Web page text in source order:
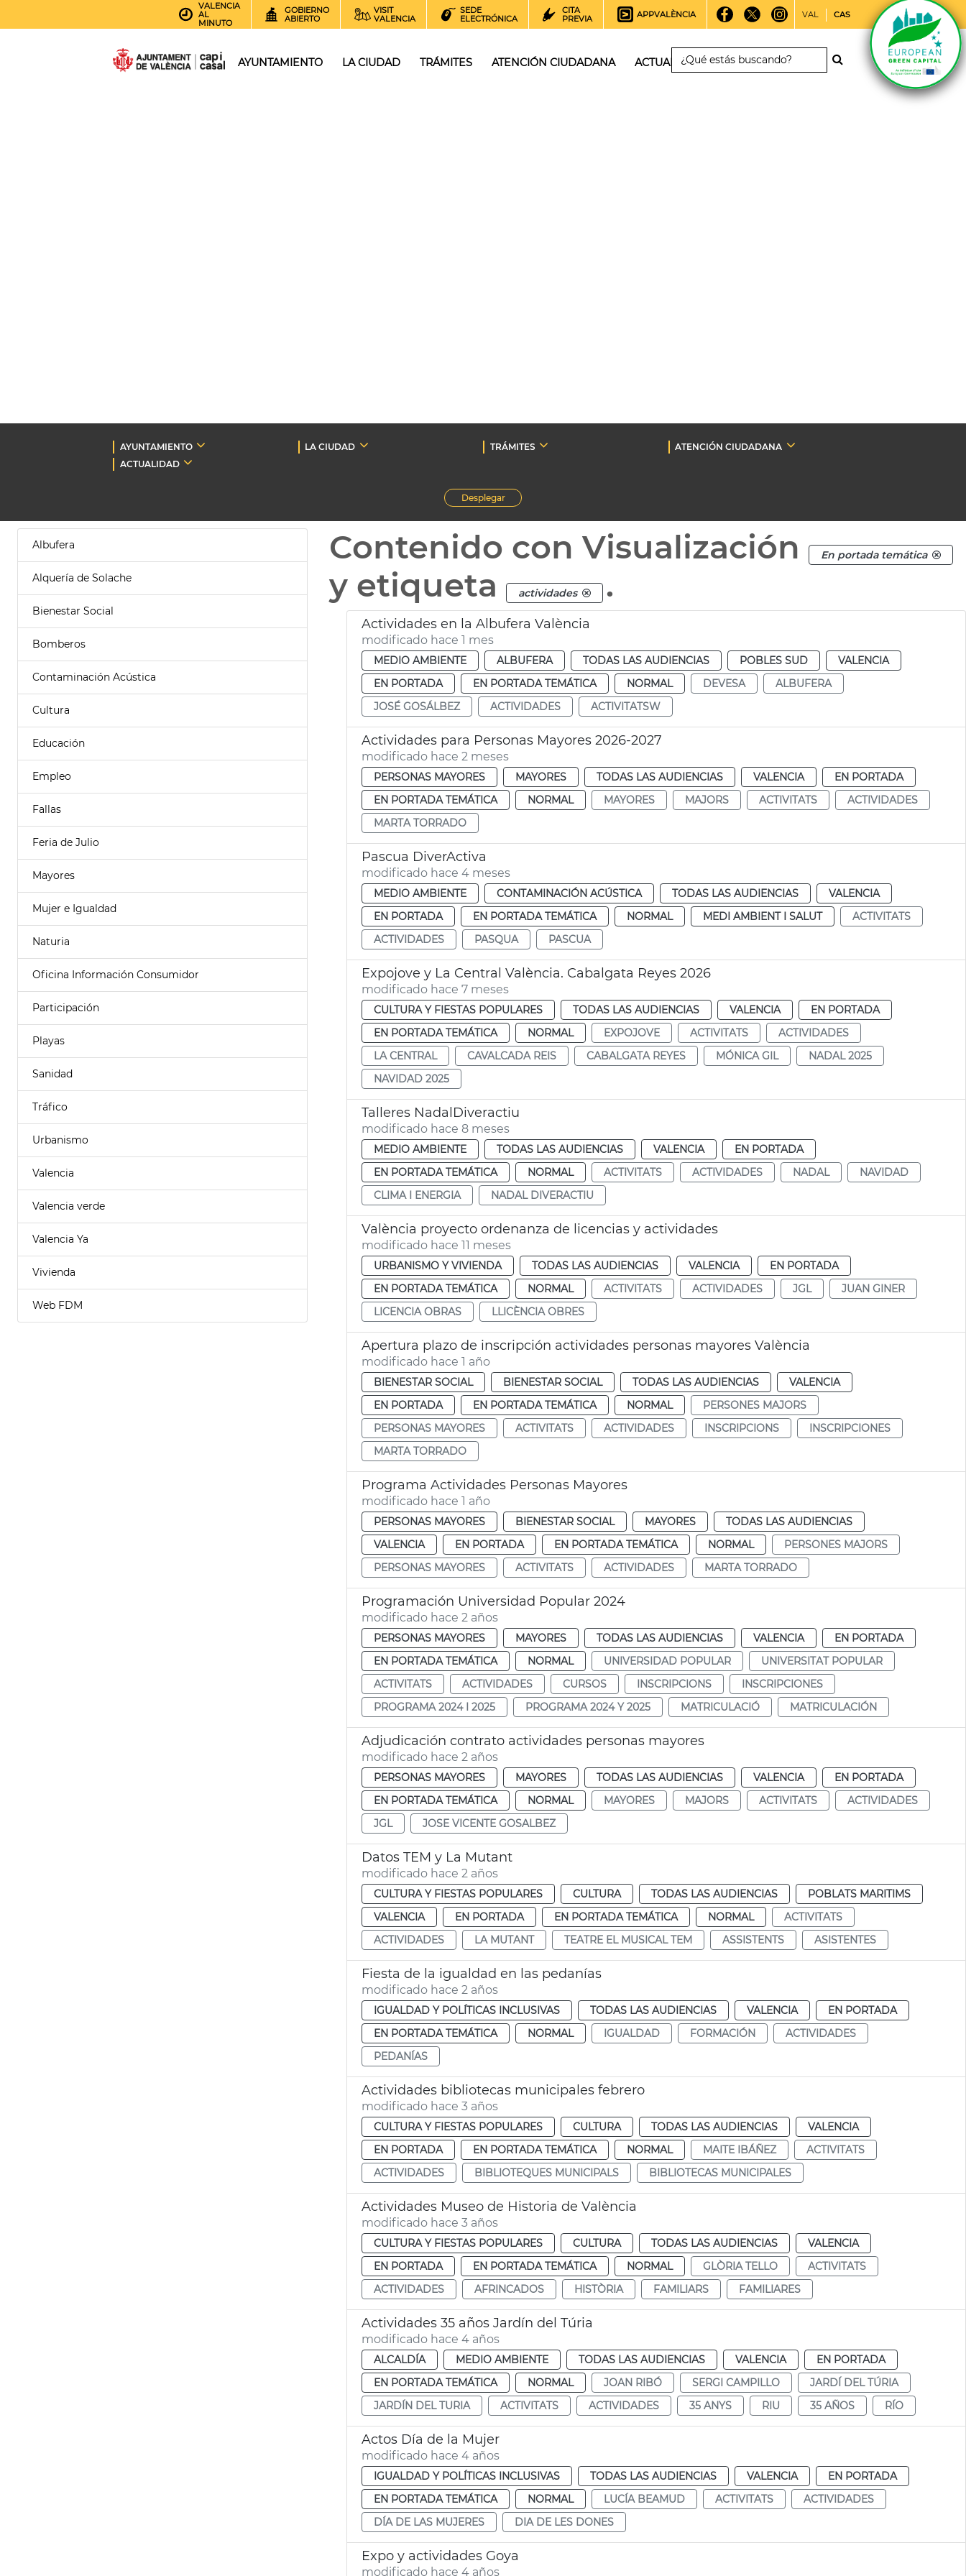
VALENCIA
AL
MINUTO
GOBIERNO
ABIERTO
VISIT
VALENCIA
SEDE
ELECTRÓNICA
CITA
PREVIA
APPVALÈNCIA VAL CAS
AYUNTAMIENTO LA CIUDAD TRÁMITES ATENCIÓN CIUDADANA ACTUALIDAD
AYUNTAMIENTO LA CIUDAD TRÁMITES
ATENCIÓN CIUDADANA
ACTUALIDAD
Desplegar
Albufera
Alquería de Solache
Bienestar Social
Bomberos
Contaminación Acústica
Cultura
Educación
Empleo
Fallas
Feria de Julio
Mayores
Mujer e Igualdad
Naturia
Oficina Información Consumidor
Participación
Playas
Sanidad
Tráfico
Urbanismo
Valencia
Valencia verde
Valencia Ya
Vivienda
Web FDM
Contenido con Visualización En portada temática
y etiqueta actividades .
Actividades en la Albufera València
modificado hace 1 mes
MEDIO AMBIENTE ALBUFERA TODAS LAS AUDIENCIAS POBLES SUD
VALENCIA
EN PORTADA
EN PORTADA TEMÁTICA NORMAL DEVESA
ALBUFERA
JOSÉ GOSÁLBEZ
ACTIVIDADES ACTIVITATSW
Actividades para Personas Mayores 2026-2027
modificado hace 2 meses
PERSONAS MAYORES MAYORES TODAS LAS AUDIENCIAS VALENCIA
EN PORTADA
EN PORTADA TEMÁTICA
NORMAL MAYORES MAJORS ACTIVITATS
ACTIVIDADES
MARTA TORRADO
Pascua DiverActiva
modificado hace 4 meses
MEDIO AMBIENTE CONTAMINACIÓN ACÚSTICA TODAS LAS AUDIENCIAS
VALENCIA
EN PORTADA
EN PORTADA TEMÁTICA NORMAL MEDI AMBIENT I SALUT
ACTIVITATS
ACTIVIDADES
PASQUA PASCUA
Expojove y La Central València. Cabalgata Reyes 2026
modificado hace 7 meses
CULTURA Y FIESTAS POPULARES TODAS LAS AUDIENCIAS VALENCIA
EN PORTADA
EN PORTADA TEMÁTICA
NORMAL EXPOJOVE ACTIVITATS
ACTIVIDADES
LA CENTRAL
CAVALCADA REIS CABALGATA REYES MÓNICA GIL
NADAL 2025
NAVIDAD 2025
Talleres NadalDiveractiu
modificado hace 8 meses
MEDIO AMBIENTE TODAS LAS AUDIENCIAS VALENCIA
EN PORTADA
EN PORTADA TEMÁTICA
NORMAL ACTIVITATS ACTIVIDADES NADAL
NAVIDAD
CLIMA I ENERGIA
NADAL DIVERACTIU
València proyecto ordenanza de licencias y actividades
modificado hace 11 meses
URBANISMO Y VIVIENDA TODAS LAS AUDIENCIAS VALENCIA
EN PORTADA
EN PORTADA TEMÁTICA
NORMAL ACTIVITATS ACTIVIDADES JGL
JUAN GINER
LICENCIA OBRAS
LLICÈNCIA OBRES
Apertura plazo de inscripción actividades personas mayores València
modificado hace 1 año
BIENESTAR SOCIAL BIENESTAR SOCIAL TODAS LAS AUDIENCIAS
VALENCIA
EN PORTADA
EN PORTADA TEMÁTICA NORMAL
PERSONES MAJORS
PERSONAS MAYORES
ACTIVITATS ACTIVIDADES INSCRIPCIONS
INSCRIPCIONES
MARTA TORRADO
Programa Actividades Personas Mayores
modificado hace 1 año
PERSONAS MAYORES BIENESTAR SOCIAL MAYORES
TODAS LAS AUDIENCIAS
VALENCIA
EN PORTADA EN PORTADA TEMÁTICA NORMAL
PERSONES MAJORS
PERSONAS MAYORES
ACTIVITATS ACTIVIDADES MARTA TORRADO
Programación Universidad Popular 2024
modificado hace 2 años
PERSONAS MAYORES MAYORES TODAS LAS AUDIENCIAS VALENCIA
EN PORTADA
EN PORTADA TEMÁTICA
NORMAL UNIVERSIDAD POPULAR
UNIVERSITAT POPULAR
ACTIVITATS
ACTIVIDADES CURSOS INSCRIPCIONS
INSCRIPCIONES
PROGRAMA 2024 I 2025
PROGRAMA 2024 Y 2025 MATRICULACIÓ MATRICULACIÓN
Adjudicación contrato actividades personas mayores
modificado hace 2 años
PERSONAS MAYORES MAYORES TODAS LAS AUDIENCIAS VALENCIA
EN PORTADA
EN PORTADA TEMÁTICA
NORMAL MAYORES MAJORS ACTIVITATS
ACTIVIDADES
JGL
JOSE VICENTE GOSALBEZ
Datos TEM y La Mutant
modificado hace 2 años
CULTURA Y FIESTAS POPULARES CULTURA TODAS LAS AUDIENCIAS
POBLATS MARITIMS
VALENCIA
EN PORTADA EN PORTADA TEMÁTICA NORMAL
ACTIVITATS
ACTIVIDADES
LA MUTANT TEATRE EL MUSICAL TEM ASSISTENTS ASISTENTES
Fiesta de la igualdad en las pedanías
modificado hace 2 años
IGUALDAD Y POLÍTICAS INCLUSIVAS TODAS LAS AUDIENCIAS VALENCIA
EN PORTADA
EN PORTADA TEMÁTICA
NORMAL IGUALDAD FORMACIÓN
ACTIVIDADES
PEDANÍAS
Actividades bibliotecas municipales febrero
modificado hace 3 años
CULTURA Y FIESTAS POPULARES CULTURA TODAS LAS AUDIENCIAS
VALENCIA
EN PORTADA
EN PORTADA TEMÁTICA NORMAL MAITE IBÁÑEZ
ACTIVITATS
ACTIVIDADES
BIBLIOTEQUES MUNICIPALS BIBLIOTECAS MUNICIPALES
Actividades Museo de Historia de València
modificado hace 3 años
CULTURA Y FIESTAS POPULARES CULTURA TODAS LAS AUDIENCIAS
VALENCIA
EN PORTADA
EN PORTADA TEMÁTICA NORMAL GLÒRIA TELLO
ACTIVITATS
ACTIVIDADES
AFRINCADOS HISTÒRIA FAMILIARS FAMILIARES
Actividades 35 años Jardín del Túria
modificado hace 4 años
ALCALDÍA MEDIO AMBIENTE TODAS LAS AUDIENCIAS VALENCIA
EN PORTADA
EN PORTADA TEMÁTICA
NORMAL JOAN RIBÓ SERGI CAMPILLO
JARDÍ DEL TÚRIA
JARDÍN DEL TURIA
ACTIVITATS ACTIVIDADES 35 ANYS RIU 35 AÑOS RÍO
Actos Día de la Mujer
modificado hace 4 años
IGUALDAD Y POLÍTICAS INCLUSIVAS TODAS LAS AUDIENCIAS VALENCIA
EN PORTADA
EN PORTADA TEMÁTICA
NORMAL LUCÍA BEAMUD ACTIVITATS
ACTIVIDADES
DÍA DE LAS MUJERES
DIA DE LES DONES
Expo y actividades Goya
modificado hace 4 años